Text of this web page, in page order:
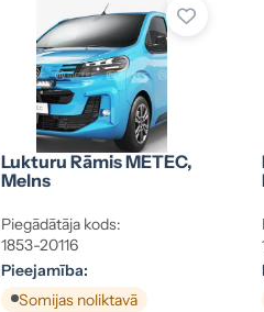
Lukturu Rāmis METEC,
Melns
Piegādātāja kods:
1853-20116
Pieejamība:
Somijas noliktavā